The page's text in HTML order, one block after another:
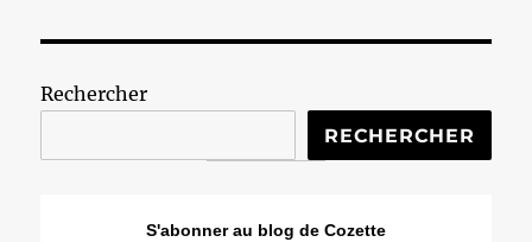
Rechercher
RECHERCHER
S'abonner au blog de Cozette